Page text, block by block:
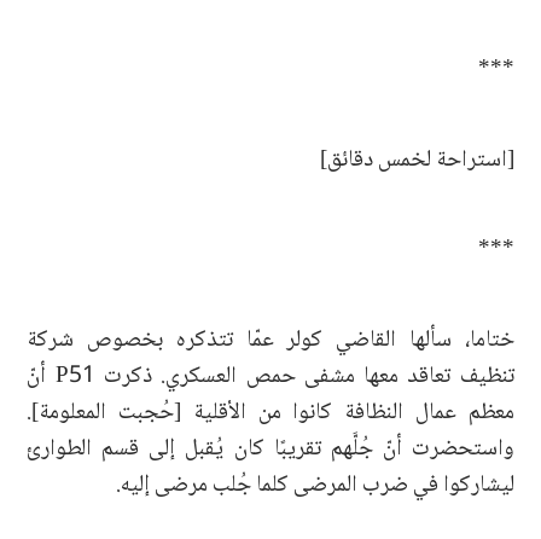
***
[استراحة لخمس دقائق]
***
ختاما، سألها القاضي كولر عمّا تتذكره بخصوص شركة
تنظيف تعاقد معها مشفى حمص العسكري. ذكرت P51 أنّ
معظم عمال النظافة كانوا من الأقلية [حُجبت المعلومة].
واستحضرت أنّ جُلَّهم تقريبًا كان يُقبل إلى قسم الطوارئ
ليشاركوا في ضرب المرضى كلما جُلب مرضى إليه.